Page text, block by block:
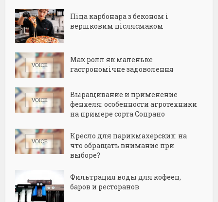
Піца карбонара з беконом і
вершковим післясмаком
Мак ролл як маленьке
гастрономічне задоволення
Выращивание и применение
фенхеля: особенности агротехники
на примере сорта Сопрано
Кресло для парикмахерских: на
что обращать внимание при
выборе?
Фильтрация воды для кофеен,
баров и ресторанов